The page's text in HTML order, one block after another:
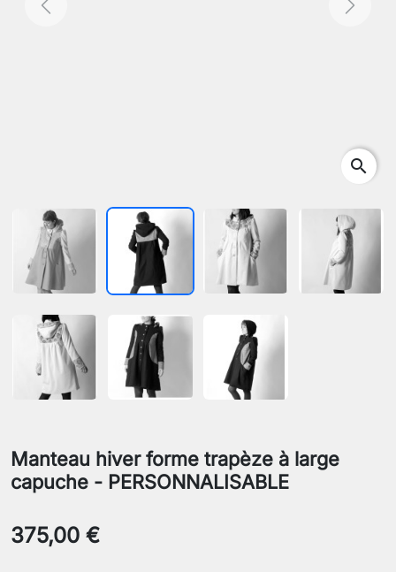
Previous Next
search
Manteau hiver forme trapèze à large
capuche - PERSONNALISABLE
375,00 €